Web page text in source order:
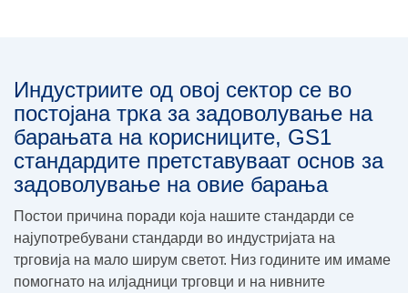
Индустриите од овој сектор се во
постојана трка за задоволување на
барањата на корисниците, GS1
стандардите претставуваат основ за
задоволување на овие барања
Постои причина поради која нашите стандарди се
најупотребувани стандарди во индустријата на
трговија на мало ширум светот. Низ годините им имаме
помогнато на илјадници трговци и на нивните